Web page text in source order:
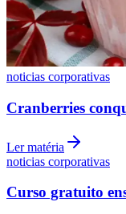
Internacional
noticias corporativas
Cranberries
Ler matéria
noticias corporativas
Curso gratuito